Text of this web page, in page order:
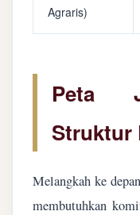
Agraris)
Peta
Struktur
Melangkah ke
membutuhkan